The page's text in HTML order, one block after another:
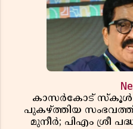
കാസർകോട് സ്കൂൾ
പുകഴ്ത്തിയ
മുനീർ; പിഎം ശ്രീ